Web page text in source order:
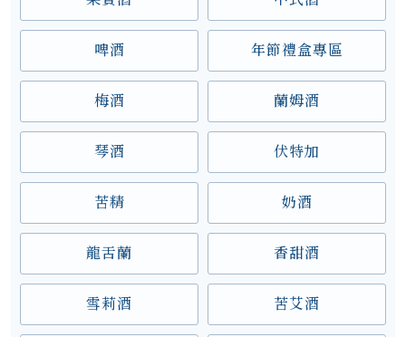
啤酒 年節禮盒專區
梅酒 蘭姆酒
琴酒 伏特加
苦精 奶酒
龍舌蘭 香甜酒
雪莉酒 苦艾酒